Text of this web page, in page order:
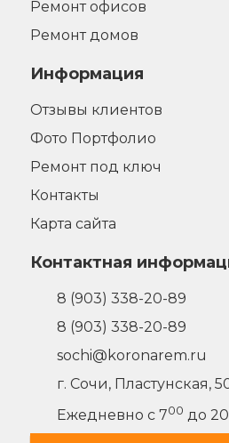
Ремонт офисов
Ремонт домов
Информация
Отзывы клиентов
Фото Портфолио
Ремонт под ключ
Контакты
Карта сайта
Контактная
8 (903) 338-20-89
8 (903) 338-20-89
sochi@koronarem.ru
г. Сочи, Пластунская,
Ежедневно с 700 до 20